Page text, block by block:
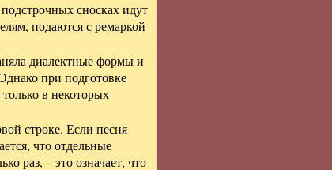
сносках идут
подаются с ремаркой
диалектные формы и
при подготовке
в некоторых
строке. Если песня
что отдельные
раз, – это означает, что